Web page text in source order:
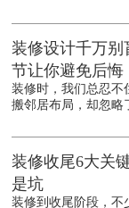
装修设计千万别
节让你避免后悔
装修时，我们总忍不
搬邻居布局，却忽略
装修收尾6大关
是坑
装修到收尾阶段，不